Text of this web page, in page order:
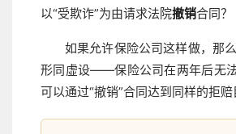
以“受欺诈”为由请求法院撤销合同？
如果允许保险公司这样做，那
形同虚设——保险公司在两年后无
可以通过“撤销”合同达到同样的拒赔